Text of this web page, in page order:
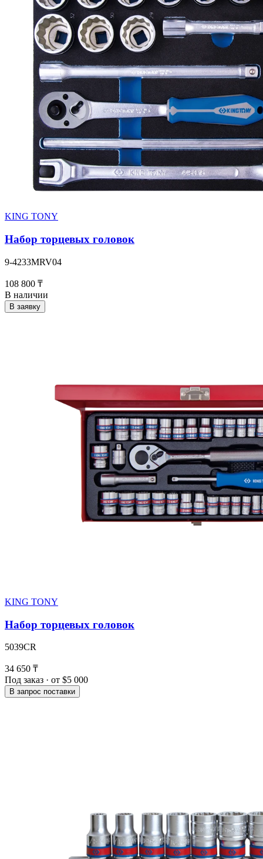
KING TONY
Набор торцевых головок
9-4233MRV04
108 800 ₸
В наличии
В заявку
KING TONY
Набор торцевых головок
5039CR
34 650 ₸
Под заказ · от $5 000
В запрос поставки